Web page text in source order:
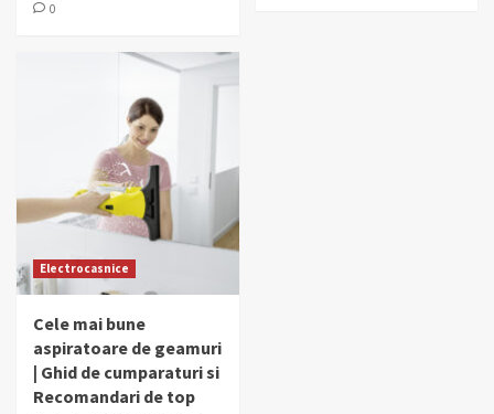
0
Electrocasnice
Cele mai bune
aspiratoare de geamuri
| Ghid de cumparaturi si
Recomandari de top